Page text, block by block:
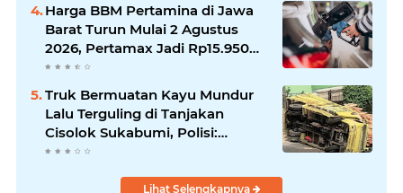
Harga BBM Pertamina di Jawa
Barat Turun Mulai 2 Agustus
2026, Pertamax Jadi Rp15.950
per Liter, Cek Daftar Harga
Terbaru
Truk Bermuatan Kayu Mundur
Lalu Terguling di Tanjakan
Cisolok Sukabumi, Polisi:
Diduga Tak Kuat Menanjak
Lihat Selengkapnya